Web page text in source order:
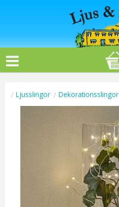
Ljusslingor Dekorationsslingor